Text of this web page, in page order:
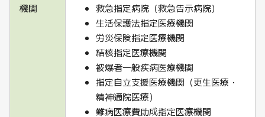
機関
救急指定病院（救急告示病院）
生活保護法指定医療機関
労災保険指定医療機関
結核指定医療機関
被爆者一般疾病医療機関
指定自立支援医療機関（更生医療・
精神通院医療）
難病医療費助成指定医療機関